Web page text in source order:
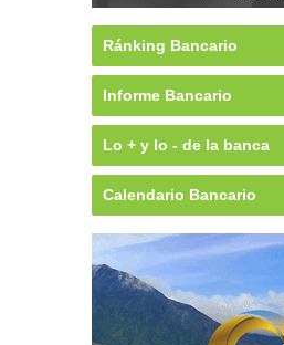
Ránking Bancario
Informe Bancario
Lo + y lo - de la banca
Calendario Bancario